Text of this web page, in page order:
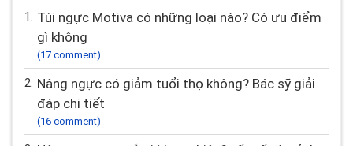
Câu hỏi nhiều bình luận nhất
Túi ngực Motiva có những loại nào? Có ưu điểm
gì không
(17 comment)